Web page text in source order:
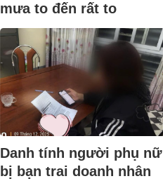
mưa to đến rất to
Danh tính người phụ nữ
bị bạn trai doanh nhân